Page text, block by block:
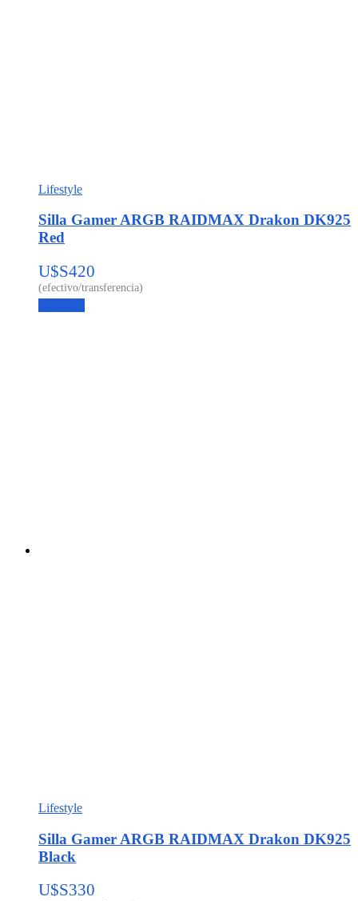
Lifestyle
Silla Gamer ARGB RAIDMAX Drakon DK925
Red
U$S420
Lifestyle
Silla Gamer ARGB RAIDMAX Drakon DK925
Black
U$S330